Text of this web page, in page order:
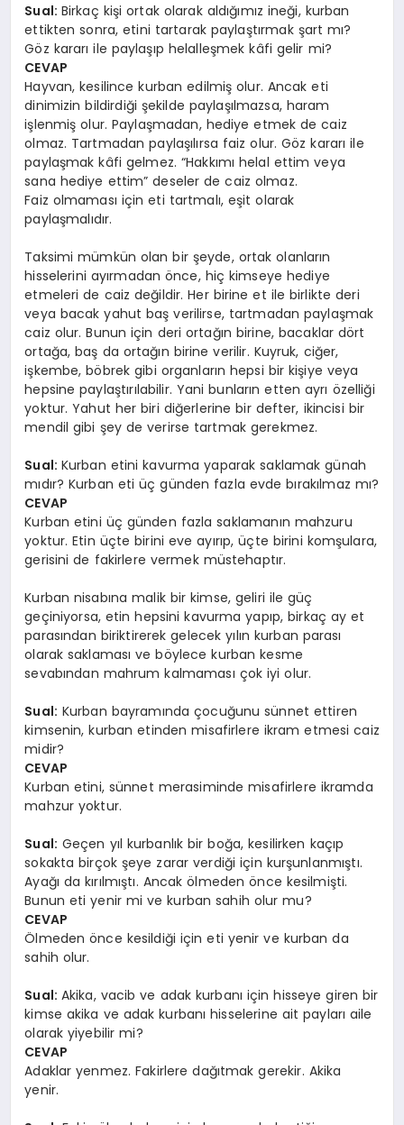
Sual: Birkaç kişi ortak olarak aldığımız ineği, kurban
ettikten sonra, etini tartarak paylaştırmak şart mı?
Göz kararı ile paylaşıp helalleşmek kâfi gelir mi?
CEVAP
Hayvan, kesilince kurban edilmiş olur. Ancak eti
dinimizin bildirdiği şekilde paylaşılmazsa, haram
işlenmiş olur. Paylaşmadan, hediye etmek de caiz
olmaz. Tartmadan paylaşılırsa faiz olur. Göz kararı ile
paylaşmak kâfi gelmez. “Hakkımı helal ettim veya
sana hediye ettim” deseler de caiz olmaz.
Faiz olmaması için eti tartmalı, eşit olarak
paylaşmalıdır.
Taksimi mümkün olan bir şeyde, ortak olanların
hisselerini ayırmadan önce, hiç kimseye hediye
etmeleri de caiz değildir. Her birine et ile birlikte deri
veya bacak yahut baş verilirse, tartmadan paylaşmak
caiz olur. Bunun için deri ortağın birine, bacaklar dört
ortağa, baş da ortağın birine verilir. Kuyruk, ciğer,
işkembe, böbrek gibi organların hepsi bir kişiye veya
hepsine paylaştırılabilir. Yani bunların etten ayrı özelliği
yoktur. Yahut her biri diğerlerine bir defter, ikincisi bir
mendil gibi şey de verirse tartmak gerekmez.
Sual: Kurban etini kavurma yaparak saklamak günah
mıdır? Kurban eti üç günden fazla evde bırakılmaz mı?
CEVAP
Kurban etini üç günden fazla saklamanın mahzuru
yoktur. Etin üçte birini eve ayırıp, üçte birini komşulara,
gerisini de fakirlere vermek müstehaptır.
Kurban nisabına malik bir kimse, geliri ile güç
geçiniyorsa, etin hepsini kavurma yapıp, birkaç ay et
parasından biriktirerek gelecek yılın kurban parası
olarak saklaması ve böylece kurban kesme
sevabından mahrum kalmaması çok iyi olur.
Sual: Kurban bayramında çocuğunu sünnet ettiren
kimsenin, kurban etinden misafirlere ikram etmesi caiz
midir?
CEVAP
Kurban etini, sünnet merasiminde misafirlere ikramda
mahzur yoktur.
Sual: Geçen yıl kurbanlık bir boğa, kesilirken kaçıp
sokakta birçok şeye zarar verdiği için kurşunlanmıştı.
Ayağı da kırılmıştı. Ancak ölmeden önce kesilmişti.
Bunun eti yenir mi ve kurban sahih olur mu?
CEVAP
Ölmeden önce kesildiği için eti yenir ve kurban da
sahih olur.
Sual: Akika, vacib ve adak kurbanı için hisseye giren bir
kimse akika ve adak kurbanı hisselerine ait payları aile
olarak yiyebilir mi?
CEVAP
Adaklar yenmez. Fakirlere dağıtmak gerekir. Akika
yenir.